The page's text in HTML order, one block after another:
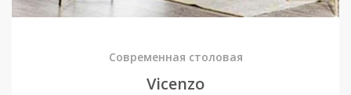
Современная столовая
Viсenzo